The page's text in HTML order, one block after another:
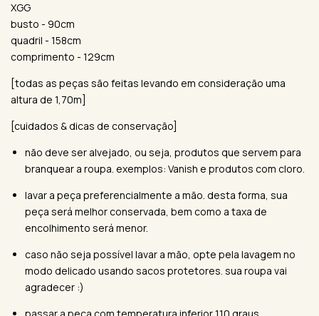
XGG
busto - 90cm
quadril - 158cm
comprimento - 129cm
[todas as peças são feitas levando em consideração uma
altura de 1,70m]
[cuidados & dicas de conservação]
não deve ser alvejado, ou seja, produtos que servem para
branquear a roupa. exemplos: Vanish e produtos com cloro.
lavar a peça preferencialmente a mão. desta forma, sua
peça será melhor conservada, bem como a taxa de
encolhimento será menor.
caso não seja possível lavar a mão, opte pela lavagem no
modo delicado usando sacos protetores. sua roupa vai
agradecer :)